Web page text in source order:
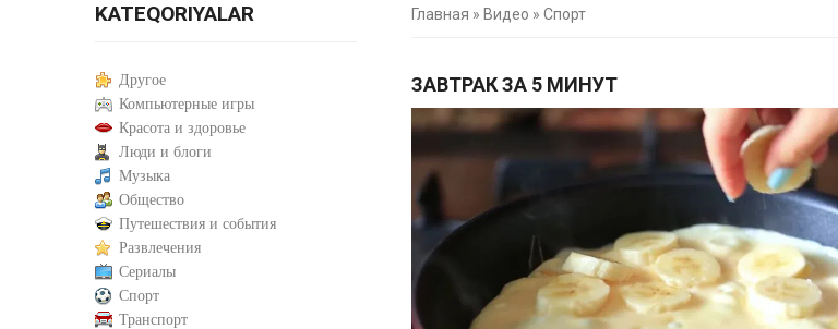
Главная » Видео » Спорт
ЗАВТРАК ЗА 5 МИНУТ
KATEQORIYALAR
Другое
Компьютерные игры
Красота и здоровье
Люди и блоги
Музыка
Общество
Путешествия и события
Развлечения
Сериалы
Спорт
Транспорт